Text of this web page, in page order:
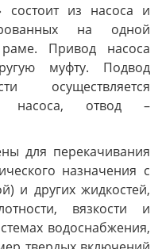
состоит из насоса и
на одной
Привод насоса
муфту. Подвод
осуществляется
насоса, отвод –
для перекачивания
назначения с
и других жидкостей,
вязкости и
водоснабжения,